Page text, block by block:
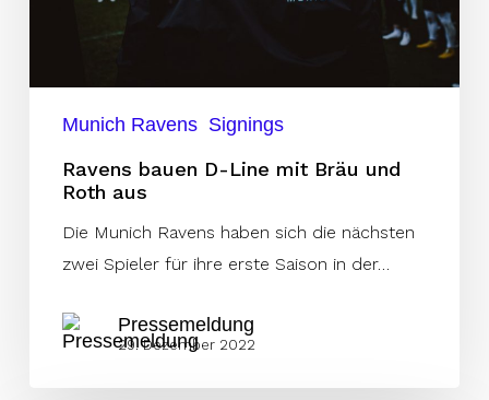
Munich Ravens Signings
Ravens bauen D-Line mit Bräu und
Roth aus
Die Munich Ravens haben sich die nächsten
zwei Spieler für ihre erste Saison in der…
Pressemeldung
29. Dezember 2022